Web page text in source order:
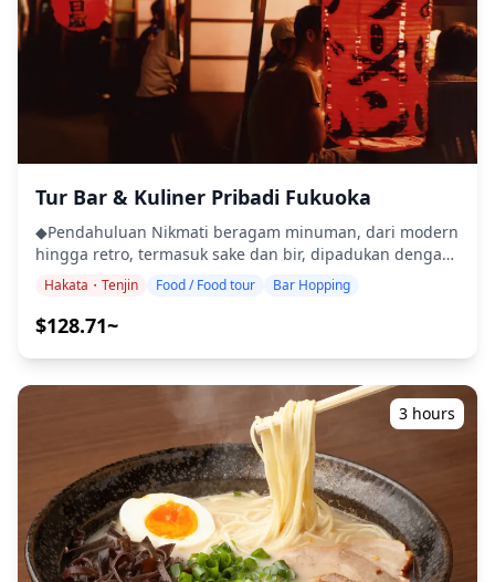
Dekat transportasi umum - Tidak disarankan untuk
wisatawan dengan masalah punggung - Tidak
disarankan untuk wisatawan hamil - Tidak cocok untuk
wisatawan dengan masalah jantung serius atau kondisi
medis lainnya - Sebagian besar wisatawan dapat
berpartisipasi - Ini adalah tur/aktivitas pribadi - hanya
grup Anda yang berpartisipasi Temukan jantung
spiritual Fukuoka dengan pengalaman ziarah dan
sebelumnya!
empat tathagata dan empat bodhisattva, set makanan
ziarah Sasaguri juga memiliki mangkuk besar di tengah
dengan delapan hidangan yang lebih kecil di sekitarnya.
Hidangan ini terbuat dari bahan-bahan lokal musiman
Pajak ・Makan Siang ・Kopi dan/atau Teh ◆Tidak
termasuk ・Transportasi ke Titik Pertemuan ◆Jadwal
Wakasugiokunoin Lokasi ■Wakasugiokunoin Kota
menit dengan kereta api dari Kota Fukuoka, pintu
gerbang perjalanan di Kyushu. Ini adalah rencana
terapi hutan setengah hari untuk menyembuhkan diri di
memimpin Anda di sepanjang jalan terapi hutan yang
meningkatkan kesehatan dan manfaat rekreasi Anda,
jadi nikmati waktu Anda di hutan sambil menggunakan
siang yang sehat dan lezat akan disiapkan, yang unik
untuk Sasaguri dengan budaya ziarahnya. ◆Info
Tambahan ・Tidak dapat diakses kursi roda ・Tidak
disarankan untuk wisatawan dengan masalah
punggung ・Tidak disarankan untuk wanita hamil ・
Tidak ada masalah jantung atau kondisi medis serius
Tur Bar & Kuliner Pribadi Fukuoka
◆Pendahuluan Nikmati beragam minuman, dari modern
hingga retro, termasuk sake dan bir, dipadukan dengan
hidangan lezat seperti ramen tonkotsu dan takoyaki.
Manjakan diri dengan taco lezat dan sesi minum
sepuasnya selama 1 jam, dan akhiri malam dengan sake
spesial yang penuh eksplorasi dan persahabatan.
Bersulang untuk rahasia Nishijin! ◆Termasuk ・Makan
Malam 4 tempat kuliner Fukuoka, 5 hidangan ・
Minuman Beralkohol 2 minuman + minum sepuasnya
selama 1 jam ◆Tidak Termasuk ・Barang-barang yang
tidak termasuk di atas ◆Jadwal Perjalanan ・Hakataya
Hakata Ramen Cabang Nishijin Didirikan pada tahun
1976, toko ramen ini memiliki 8 lokasi di Fukuoka.
Meskipun biaya meningkat, mereka terus menawarkan
ramen seharga $2, menyoroti hidangan ini sebagai
Hakata・Tenjin Food / Food tour Bar Hopping
$128.71~
3 hours